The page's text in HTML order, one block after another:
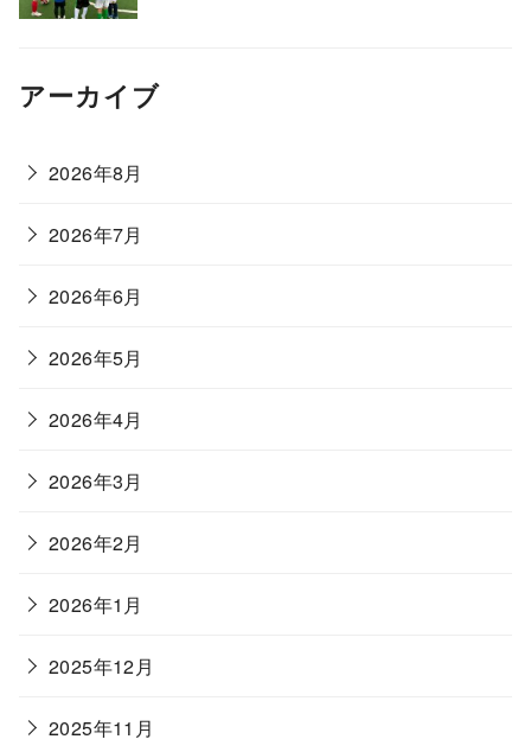
アーカイブ
2026年8月
2026年7月
2026年6月
2026年5月
2026年4月
2026年3月
2026年2月
2026年1月
2025年12月
2025年11月